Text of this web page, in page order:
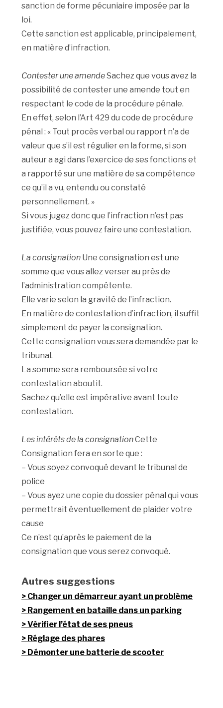
sanction de forme pécuniaire imposée par la
loi.
Cette sanction est applicable, principalement,
en matière d’infraction.
Contester une amendeSachez que vous avez la
possibilité de contester une amende tout en
respectant le code de la procédure pénale.
En effet, selon l’Art 429 du code de procédure
pénal : « Tout procès verbal ou rapport n’a de
valeur que s’il est régulier en la forme, si son
auteur a agi dans l’exercice de ses fonctions et
a rapporté sur une matière de sa compétence
ce qu’il a vu, entendu ou constaté
personnellement. »
Si vous jugez donc que l’infraction n’est pas
justifiée, vous pouvez faire une contestation.
La consignation Une consignation est une
somme que vous allez verser au près de
l’administration compétente.
Elle varie selon la gravité de l’infraction.
En matière de contestation d’infraction, il suffit
simplement de payer la consignation.
Cette consignation vous sera demandée par le
tribunal.
La somme sera remboursée si votre
contestation aboutit.
Sachez qu’elle est impérative avant toute
contestation.
Les intérêts de la consignationCette
Consignation fera en sorte que :
– Vous soyez convoqué devant le tribunal de
police
– Vous ayez une copie du dossier pénal qui vous
permettrait éventuellement de plaider votre
cause
Ce n’est qu’après le paiement de la
consignation que vous serez convoqué.
Autres suggestions
Changer un démarreur ayant un problème
Rangement en bataille dans un parking
Vérifier l’état de ses pneus
Réglage des phares
Démonter une batterie de scooter